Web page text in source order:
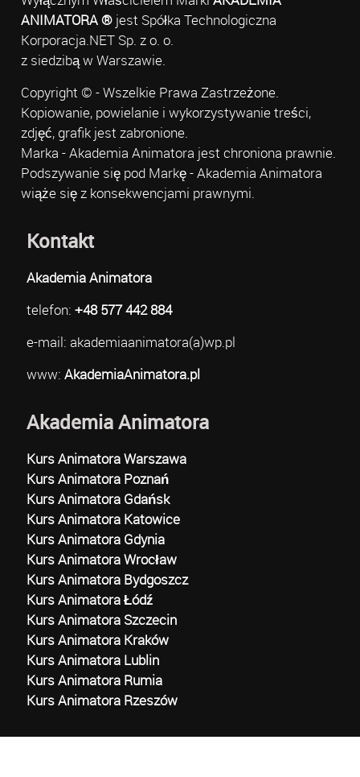
ANIMATORA ®jest Spółka Technologiczna
Korporacja.NET Sp. z o. o.
z siedzibą w Warszawie.
Copyright © - Wszelkie Prawa Zastrzeżone.
Kopiowanie, powielanie i wykorzystywanie treści,
zdjęć, grafik jest zabronione.
Marka - Akademia Animatora jest chroniona prawnie.
Podszywanie się pod Markę - Akademia Animatora
wiąże się z konsekwencjami prawnymi.
Kontakt
Akademia Animatora
telefon: +48 577 442 884
e-mail: akademiaanimatora(a)wp.pl
www: AkademiaAnimatora.pl
Akademia Animatora
Kurs Animatora Warszawa
Kurs Animatora Poznań
Kurs Animatora Gdańsk
Kurs Animatora Katowice
Kurs Animatora Gdynia
Kurs Animatora Wrocław
Kurs Animatora Bydgoszcz
Kurs Animatora Łódź
Kurs Animatora Szczecin
Kurs Animatora Kraków
Kurs Animatora Lublin
Kurs Animatora Rumia
Kurs Animatora Rzeszów